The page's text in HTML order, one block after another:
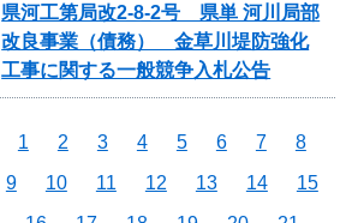
県河工第局改2-8-2号 県単 河川局部
改良事業（債務） 金草川堤防強化
工事に関する一般競争入札公告
1 2 3 4 5 6 7
8
9
10 11 12 13 14
15